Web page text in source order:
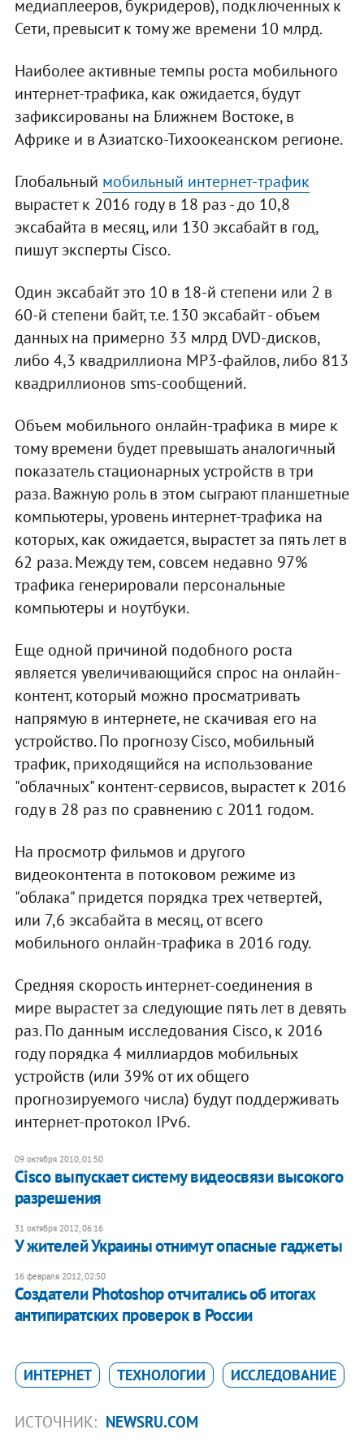
медиаплееров, букридеров), подключенных к
Сети, превысит к тому же времени 10 млрд.
Наиболее активные темпы роста мобильного
интернет-трафика, как ожидается, будут
зафиксированы на Ближнем Востоке, в
Африке и в Азиатско-Тихоокеанском регионе.
Глобальный мобильный интернет-трафик
вырастет к 2016 году в 18 раз - до 10,8
эксабайта в месяц, или 130 эксабайт в год,
пишут эксперты Cisco.
Один эксабайт это 10 в 18-й степени или 2 в
60-й степени байт, т.е. 130 эксабайт - объем
данных на примерно 33 млрд DVD-дисков,
либо 4,3 квадриллиона MP3-файлов, либо 813
квадриллионов sms-сообщений.
Объем мобильного онлайн-трафика в мире к
тому времени будет превышать аналогичный
показатель стационарных устройств в три
раза. Важную роль в этом сыграют планшетные
компьютеры, уровень интернет-трафика на
которых, как ожидается, вырастет за пять лет в
62 раза. Между тем, совсем недавно 97%
трафика генерировали персональные
компьютеры и ноутбуки.
Еще одной причиной подобного роста
является увеличивающийся спрос на онлайн-
контент, который можно просматривать
напрямую в интернете, не скачивая его на
устройство. По прогнозу Cisco, мобильный
трафик, приходящийся на использование
"облачных" контент-сервисов, вырастет к 2016
году в 28 раз по сравнению с 2011 годом.
На просмотр фильмов и другого
видеоконтента в потоковом режиме из
"облака" придется порядка трех четвертей,
или 7,6 эксабайта в месяц, от всего
мобильного онлайн-трафика в 2016 году.
Средняя скорость интернет-соединения в
мире вырастет за следующие пять лет в девять
раз. По данным исследования Cisco, к 2016
году порядка 4 миллиардов мобильных
устройств (или 39% от их общего
прогнозируемого числа) будут поддерживать
интернет-протокол IPv6.
09 октября 2010, 01:50
Cisco выпускает систему видеосвязи высокого
разрешения
31 октября 2012, 06:16
У жителей Украины отнимут опасные гаджеты
16 февраля 2012, 02:50
Создатели Photoshop отчитались об итогах
антипиратских проверок в России
ИНТЕРНЕТ ТЕХНОЛОГИИ ИССЛЕДОВАНИЕ
ИСТОЧНИК: NEWSRU.COM